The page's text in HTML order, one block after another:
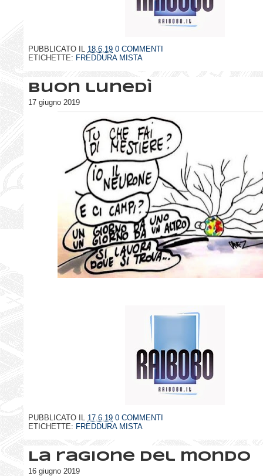
PUBBLICATO IL 18.6.19 0 COMMENTI
ETICHETTE: FREDDURA MISTA
Buon lunedì
17 giugno 2019
PUBBLICATO IL 17.6.19 0 COMMENTI
ETICHETTE: FREDDURA MISTA
La ragione del mondo
16 giugno 2019